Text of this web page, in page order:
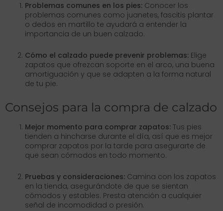
Problemas comunes en los pies: Conocer los
problemas comunes como juanetes, fascitis plantar
o dedos en martillo te ayudará a entender la
importancia de un buen calzado.
Cómo el calzado puede prevenir problemas: Elige
zapatos que ofrezcan soporte en el arco, una buena
amortiguación y que se adapten a la forma natural
de tu pie.
Consejos para la compra de calzado
Mejor momento para comprar zapatos: Tus pies
tienden a hincharse durante el día, así que es mejor
comprar zapatos por la tarde para asegurarte de
que sean cómodos en todo momento.
Pruebas y consideraciones: Camina con los zapatos
en la tienda, asegurándote de que se sientan
cómodos y estables. Presta atención a cualquier
señal de incomodidad o presión.